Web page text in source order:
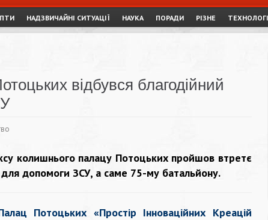
НАДЗВИЧАЙНІ СИТУАЦІЇ НАУКА ПОРАДИ РІЗНЕ
відбувся благодійний
колишнього палацу Потоцьких пройшов втретє
допомоги ЗСУ, а саме 75-му батальйону.
Потоцьких «Простір Інноваційних Креацій